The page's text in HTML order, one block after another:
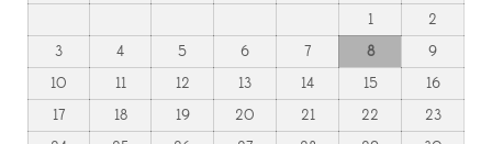
1
2
3
4 5 6 7 8
9
10
11 12 13 14 15
16
17
18 19 20 21 22
23